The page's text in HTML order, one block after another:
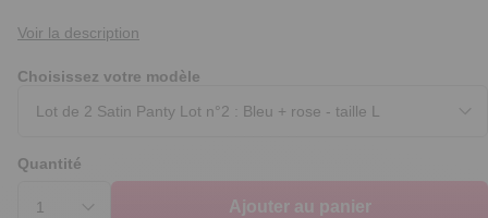
Voir la description
Choisissez votre modèle
Quantité
Ajouter au panier